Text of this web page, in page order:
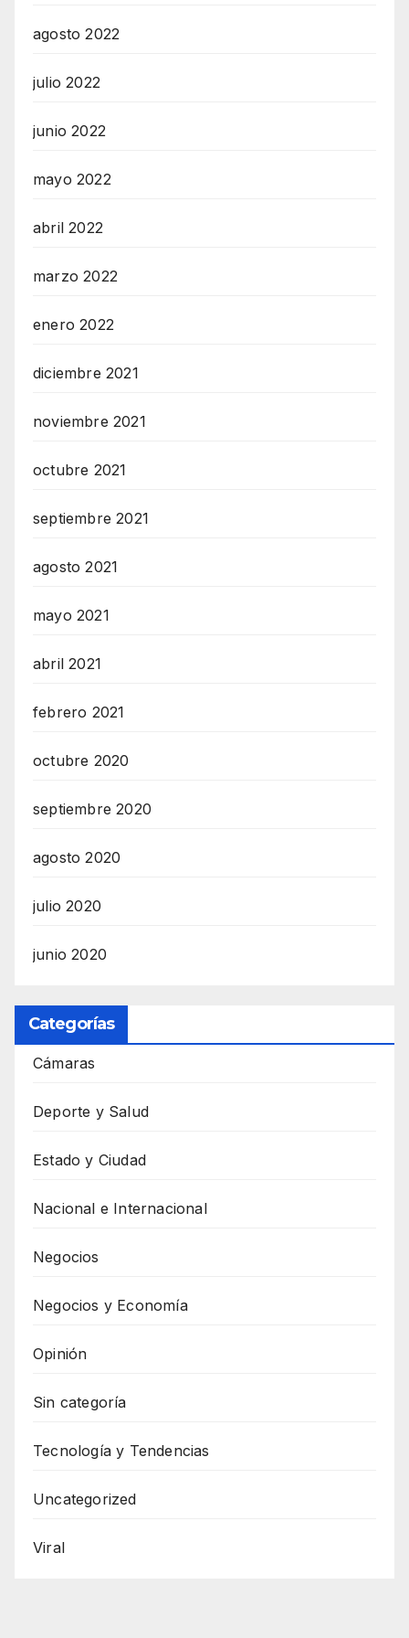
agosto 2022
julio 2022
junio 2022
mayo 2022
abril 2022
marzo 2022
enero 2022
diciembre 2021
noviembre 2021
octubre 2021
septiembre 2021
agosto 2021
mayo 2021
abril 2021
febrero 2021
octubre 2020
septiembre 2020
agosto 2020
julio 2020
junio 2020
Categorías
Cámaras
Deporte y Salud
Estado y Ciudad
Nacional e Internacional
Negocios
Negocios y Economía
Opinión
Sin categoría
Tecnología y Tendencias
Uncategorized
Viral